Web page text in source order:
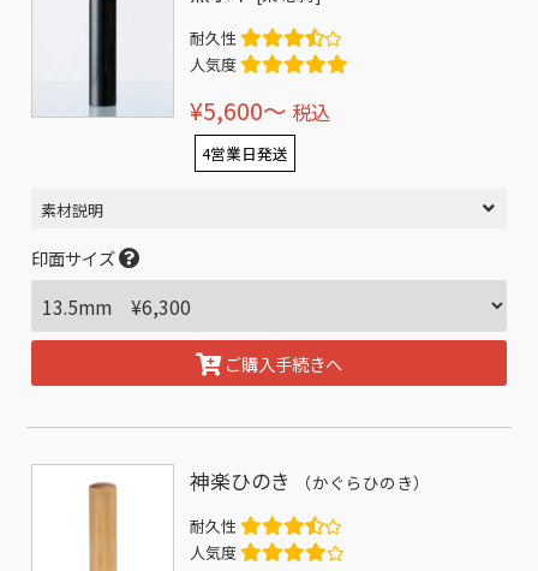
耐久性
人気度
¥5,600〜 税込
4営業日発送
素材説明
印面サイズ
ご購入手続きへ
神楽ひのき （かぐらひのき）
耐久性
人気度